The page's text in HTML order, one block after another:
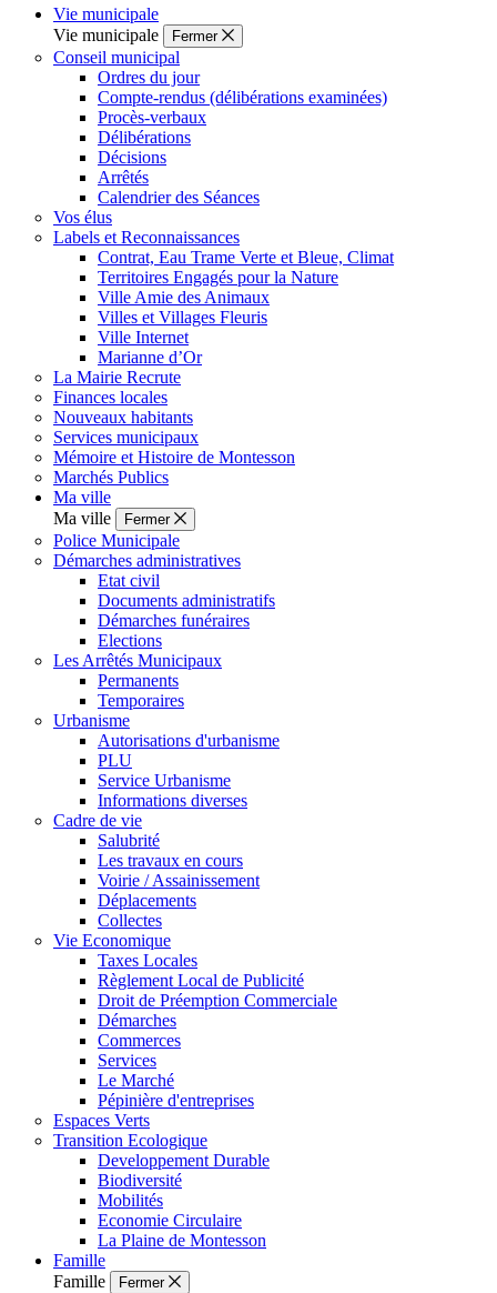
Vie municipale
Vie municipale
Fermer
Conseil municipal
Ordres du jour
Compte-rendus (délibérations examinées)
Procès-verbaux
Délibérations
Décisions
Arrêtés
Calendrier des Séances
Vos élus
Labels et Reconnaissances
Contrat, Eau Trame Verte et Bleue, Climat
Territoires Engagés pour la Nature
Ville Amie des Animaux
Villes et Villages Fleuris
Ville Internet
Marianne d’Or
La Mairie Recrute
Finances locales
Nouveaux habitants
Services municipaux
Mémoire et Histoire de Montesson
Marchés Publics
Ma ville
Ma ville
Fermer
Police Municipale
Démarches administratives
Etat civil
Documents administratifs
Démarches funéraires
Elections
Les Arrêtés Municipaux
Permanents
Temporaires
Urbanisme
Autorisations d'urbanisme
PLU
Service Urbanisme
Informations diverses
Cadre de vie
Salubrité
Les travaux en cours
Voirie / Assainissement
Déplacements
Collectes
Vie Economique
Taxes Locales
Règlement Local de Publicité
Droit de Préemption Commerciale
Démarches
Commerces
Services
Le Marché
Pépinière d'entreprises
Espaces Verts
Transition Ecologique
Developpement Durable
Biodiversité
Mobilités
Economie Circulaire
La Plaine de Montesson
Famille
Famille
Fermer